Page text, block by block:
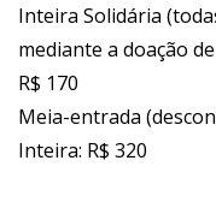
Inteira Solidária
mediante a doação
R$ 170
Meia-entrada
Inteira: R$ 320